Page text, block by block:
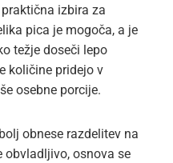
izbira za
pica je mogoča, a je
težje doseči lepo
količine pridejo v
osebne porcije.
obnese razdelitev na
obvladljivo, osnova se